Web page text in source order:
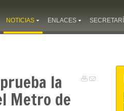
NOTICIAS ENLACES
la
Metro de